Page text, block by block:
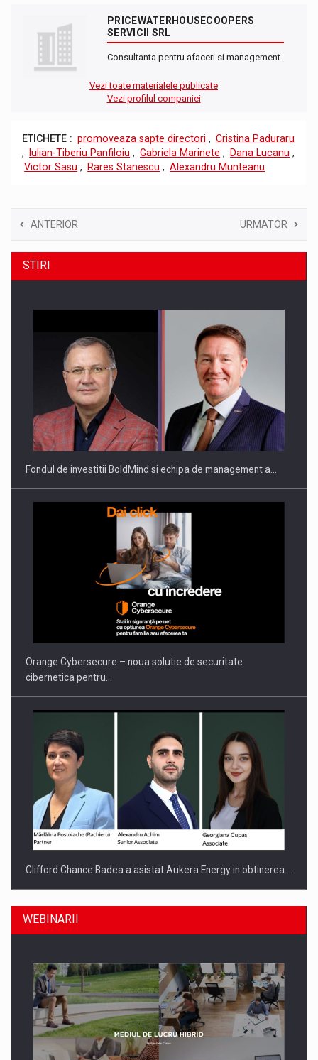
PRICEWATERHOUSECOOPERS
SERVICII SRL
Consultanta pentru afaceri si management.
Vezi toate materialele publicate
Vezi profilul companiei
ETICHETE : promoveaza sapte directori , Cristina Paduraru
,
Iulian-Tiberiu Panfiloiu , Gabriela Marinete , Dana Lucanu ,
Victor Sasu , Rares Stanescu , Alexandru Munteanu
ANTERIOR URMATOR
STIRI
Fondul de investitii BoldMind si echipa de management a…
Orange Cybersecure – noua solutie de securitate
cibernetica pentru…
Clifford Chance Badea a asistat Aukera Energy in obtinerea…
WEBINARII